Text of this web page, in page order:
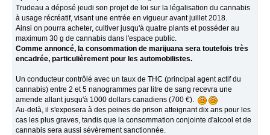
Trudeau a déposé jeudi son projet de loi sur la légalisation du cannabis
à usage récréatif, visant une entrée en vigueur avant juillet 2018.
Ainsi on pourra acheter, cultiver jusqu'à quatre plants et posséder au
maximum 30 g de cannabis dans l'espace public.
Comme annoncé, la consommation de marijuana sera toutefois très
encadrée, particulièrement pour les automobilistes.
Un conducteur contrôlé avec un taux de THC (principal agent actif du
cannabis) entre 2 et 5 nanogrammes par litre de sang recevra une
amende allant jusqu'à 1000 dollars canadiens (700 €).
Au-delà, il s'exposera à des peines de prison atteignant dix ans pour les
cas les plus graves, tandis que la consommation conjointe d'alcool et de
cannabis sera aussi sévèrement sanctionnée.